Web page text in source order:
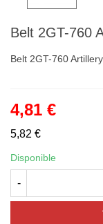
Belt 2GT-760
Belt 2GT-760
4,81 €
5,82 €
Disponible
-